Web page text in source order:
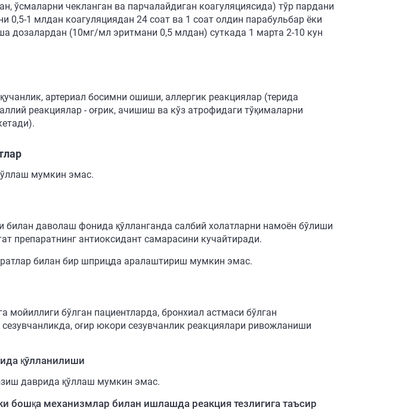
ўсмаларни чекланган ва парчалайдиган коагуляциясида) тўр пардани
1 млдан коагуляциядан 24 соат ва 1 соат олдин парабульбар ёки
дозалардан (10мг/мл эритмани 0,5 млдан) суткада 1 марта 2-10 кун
артериал босимни ошиши, аллергик реакциялар (терида
реакциялар - оғрик, ачишиш ва кўз атрофидаги тўқималарни
мумкин эмас.
билан даволаш фонида қўлланганда салбий холатларни намоён бўлиши
препаратнинг антиоксидант самарасини кучайтиради.
билан бир шприцда аралаштириш мумкин эмас.
мойиллиги бўлган пациентларда, бронхиал астмаси бўлган
оғир юкори сезувчанлик реакциялари ривожланиши
қўлланилиши
даврида қўллаш мумкин эмас.
бошқа механизмлар билан ишлашда реакция тезлигига таъсир